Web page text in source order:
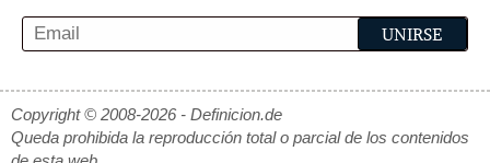
Copyright © 2008-2026 - Definicion.de
Queda prohibida la reproducción total o parcial de los contenidos